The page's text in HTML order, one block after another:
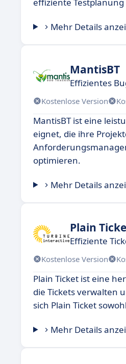
Mehr Details
MantisBT
Effizientes
Kostenlose Version
MantisBT ist eine
eignet, die ihre
optimieren.
Mehr Details
Plain
Effiziente
Kostenlose Version
Plain Ticket ist eine
die Tickets verwalten
sich Plain Ticket
Mehr Details